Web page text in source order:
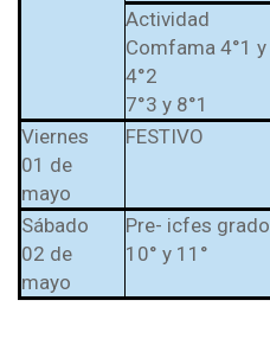
Actividad
Comfama 4°1 y
4°2
7°3 y 8°1
Viernes
01 de
mayo
FESTIVO
Sábado
02 de
mayo
Pre- icfes grado
10° y 11°